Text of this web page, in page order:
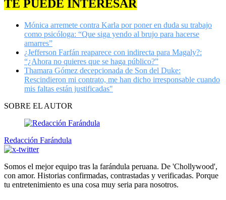
TE PUEDE INTERESAR
Mónica arremete contra Karla por poner en duda su trabajo
como psicóloga: “Que siga yendo al brujo para hacerse
amarres”
¿Jefferson Farfán reaparece con indirecta para Magaly?:
“¿Ahora no quieres que se haga público?”
Thamara Gómez decepcionada de Son del Duke:
Rescindieron mi contrato, me han dicho irresponsable cuando
mis faltas están justificadas"
SOBRE EL AUTOR
Redacción Farándula
Somos el mejor equipo tras la farándula peruana. De 'Chollywood',
con amor. Historias confirmadas, contrastadas y verificadas. Porque
tu entretenimiento es una cosa muy seria para nosotros.